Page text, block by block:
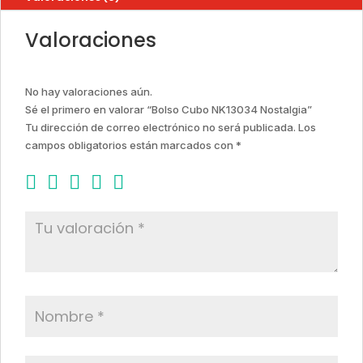
Valoraciones
No hay valoraciones aún.
Sé el primero en valorar “Bolso Cubo NK13034 Nostalgia”
Tu dirección de correo electrónico no será publicada. Los
campos obligatorios están marcados con *